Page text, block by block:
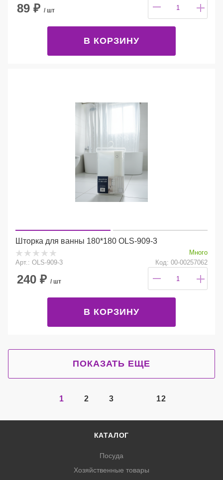
89 ₽ / шт
В КОРЗИНУ
Шторка для ванны 180*180 OLS-909-3
Много
Арт.: OLS-909-3
Код: 00-00257062
240 ₽ / шт
В КОРЗИНУ
ПОКАЗАТЬ ЕЩЕ
1 2 3 12
КАТАЛОГ
Посуда
Хозяйственные товары